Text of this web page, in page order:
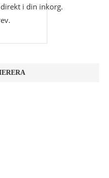
i din inkorg.